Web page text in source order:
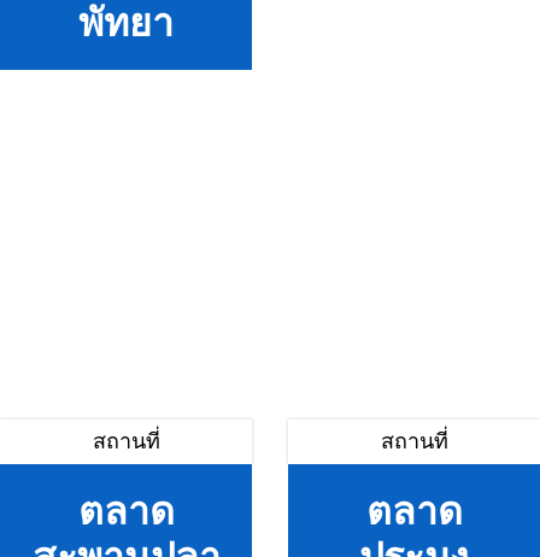
พัทยา
สถานที่
ตลาด
สถานที่
ตลาด